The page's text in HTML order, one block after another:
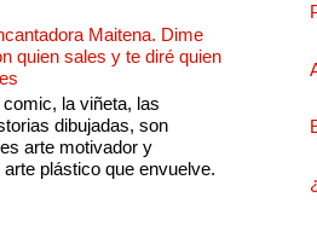
Maitena. Dime
quien sales y te diré quien
comic, la viñeta, las
dibujadas, son
arte motivador y
plástico que envuelve.